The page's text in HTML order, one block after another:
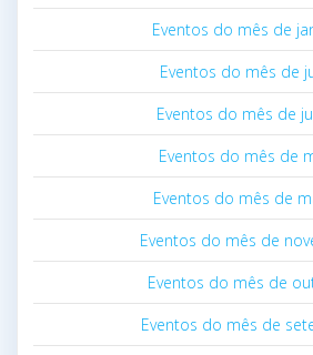
Eventos do mês de
Eventos do mês de
Eventos do mês de
Eventos do mês de
Eventos do mês de
Eventos do mês de
Eventos do mês de
Eventos do mês de